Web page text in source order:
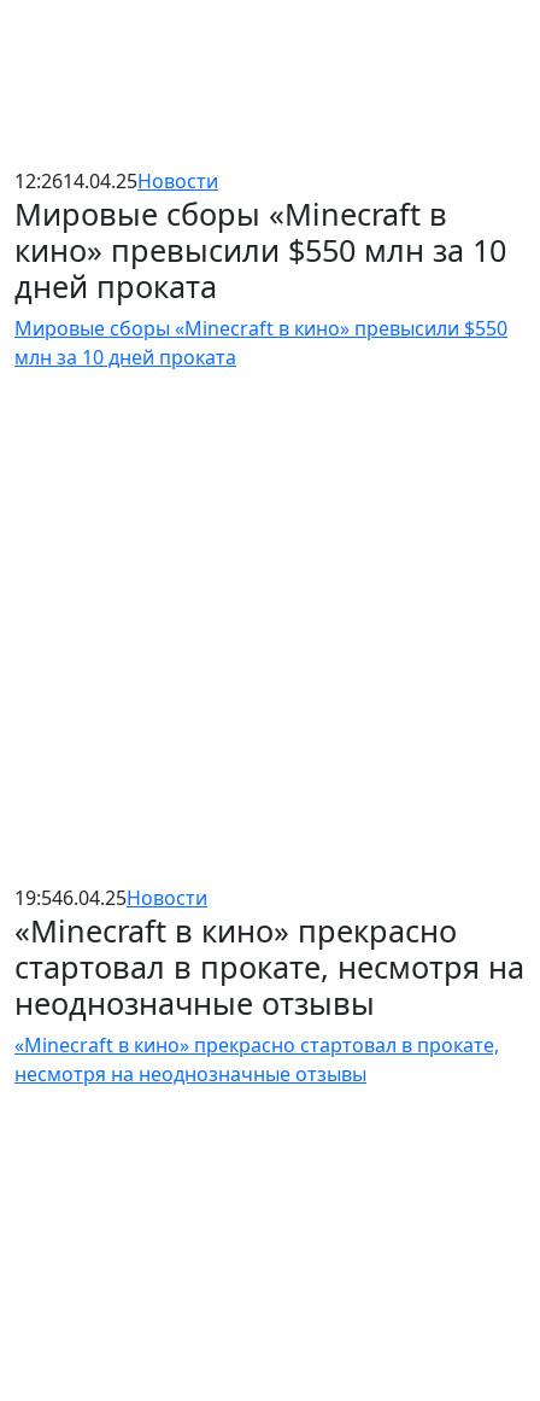
12:2614.04.25Новости
Мировые сборы «Minecraft в
кино» превысили $550 млн за 10
дней проката
Мировые сборы «Minecraft в кино» превысили $550
млн за 10 дней проката
19:546.04.25Новости
«Minecraft в кино» прекрасно
стартовал в прокате, несмотря на
неоднозначные отзывы
«Minecraft в кино» прекрасно стартовал в прокате,
несмотря на неоднозначные отзывы